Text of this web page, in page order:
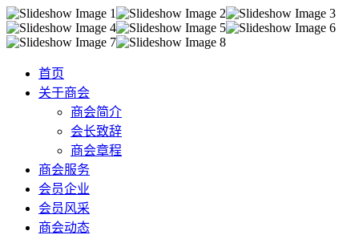
首页
关于商会
商会简介
会长致辞
商会章程
商会服务
会员企业
会员风采
商会动态